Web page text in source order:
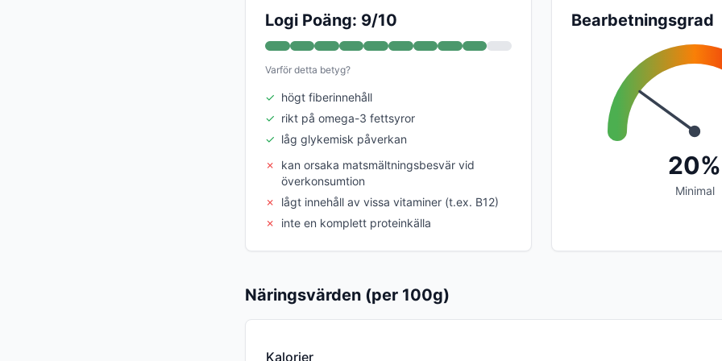
Logi Poäng: 9/10
Varför detta betyg?
✓ högt fiberinnehåll
✓ rikt på omega-3 fettsyror
✓ låg glykemisk påverkan
✗
kan orsaka matsmältningsbesvär vid
överkonsumtion
✗
lågt innehåll av vissa vitaminer (t.ex. B12)
✗
inte en komplett proteinkälla
Bearbetningsgrad
20%
Minimal
Näringsvärden (per 100g)
Kalorier